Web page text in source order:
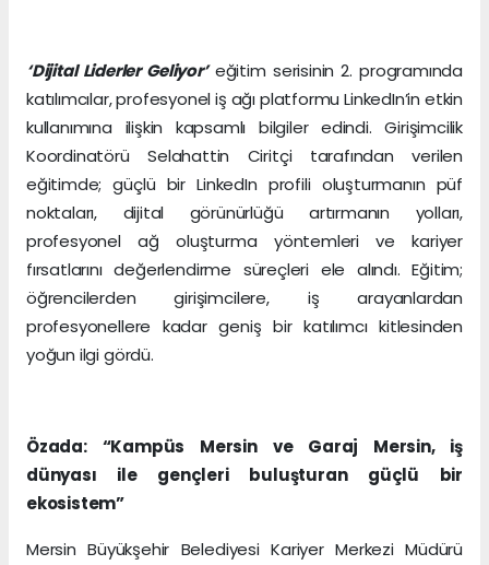
‘Dijital Liderler Geliyor’eğitim serisinin 2. programında
katılımcılar, profesyonel iş ağı platformu LinkedIn’in etkin
kullanımına ilişkin kapsamlı bilgiler edindi. Girişimcilik
Koordinatörü Selahattin Ciritçi tarafından verilen
eğitimde; güçlü bir LinkedIn profili oluşturmanın püf
noktaları, dijital görünürlüğü artırmanın yolları,
profesyonel ağ oluşturma yöntemleri ve kariyer
fırsatlarını değerlendirme süreçleri ele alındı. Eğitim;
öğrencilerden girişimcilere, iş arayanlardan
profesyonellere kadar geniş bir katılımcı kitlesinden
yoğun ilgi gördü.
Özada: “Kampüs Mersin ve Garaj Mersin, iş
dünyası ile gençleri buluşturan güçlü bir
ekosistem”
Mersin Büyükşehir Belediyesi Kariyer Merkezi Müdürü